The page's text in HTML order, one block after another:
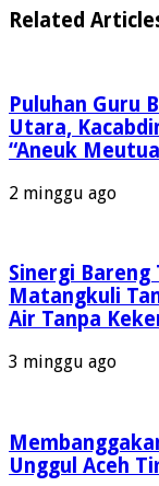
Related
Puluhan Guru
Utara,
“Aneuk
2 minggu ago
Sinergi Bareng
Matangkuli
Air Tanpa
3 minggu ago
Unggul Aceh